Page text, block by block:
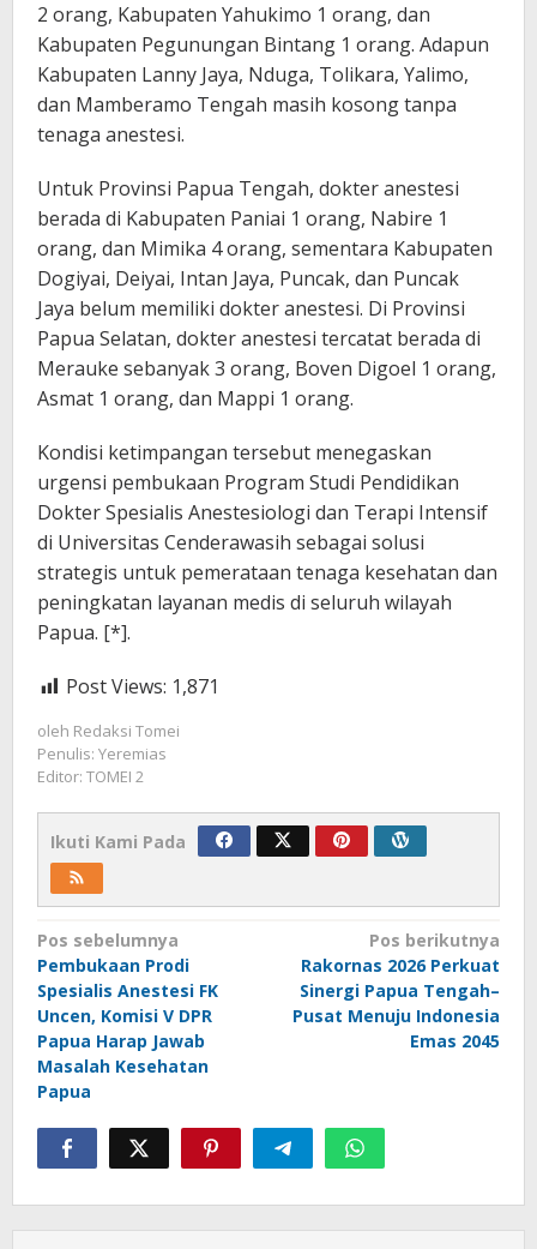
2 orang, Kabupaten Yahukimo 1 orang, dan
Kabupaten Pegunungan Bintang 1 orang. Adapun
Kabupaten Lanny Jaya, Nduga, Tolikara, Yalimo,
dan Mamberamo Tengah masih kosong tanpa
tenaga anestesi.
Untuk Provinsi Papua Tengah, dokter anestesi
berada di Kabupaten Paniai 1 orang, Nabire 1
orang, dan Mimika 4 orang, sementara Kabupaten
Dogiyai, Deiyai, Intan Jaya, Puncak, dan Puncak
Jaya belum memiliki dokter anestesi. Di Provinsi
Papua Selatan, dokter anestesi tercatat berada di
Merauke sebanyak 3 orang, Boven Digoel 1 orang,
Asmat 1 orang, dan Mappi 1 orang.
Kondisi ketimpangan tersebut menegaskan
urgensi pembukaan Program Studi Pendidikan
Dokter Spesialis Anestesiologi dan Terapi Intensif
di Universitas Cenderawasih sebagai solusi
strategis untuk pemerataan tenaga kesehatan dan
peningkatan layanan medis di seluruh wilayah
Papua. [*].
Post Views: 1,871
oleh Redaksi Tomei
Penulis: Yeremias
Editor: TOMEI 2
Ikuti Kami Pada
Navigasi
pos
Pos sebelumnya
Pembukaan Prodi
Spesialis Anestesi FK
Uncen, Komisi V DPR
Papua Harap Jawab
Masalah Kesehatan
Papua
Pos berikutnya
Rakornas 2026 Perkuat
Sinergi Papua Tengah–
Pusat Menuju Indonesia
Emas 2045